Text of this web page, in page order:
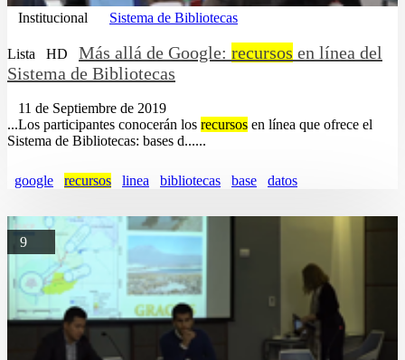
Institucional Sistema de Bibliotecas
Lista HD Más allá de Google: recursos en línea del
Sistema de Bibliotecas
11 de Septiembre de 2019
...Los participantes conocerán los recursos en línea que ofrece el
Sistema de Bibliotecas: bases d......
google recursos linea bibliotecas base datos
9